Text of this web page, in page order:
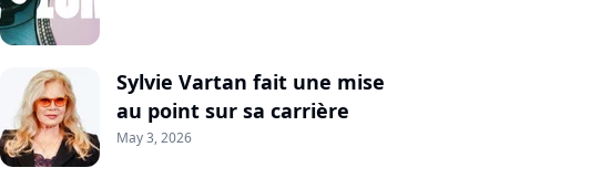
Sylvie Vartan fait une mise
au point sur sa carrière
May 3, 2026